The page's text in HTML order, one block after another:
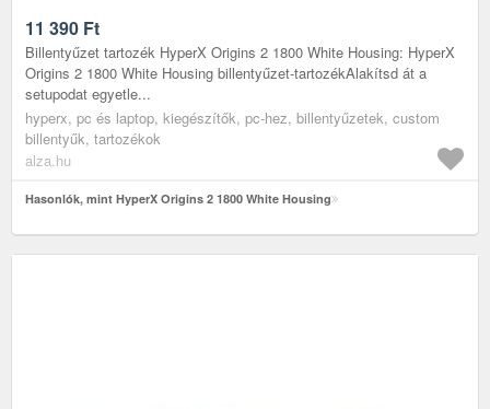
11 390 Ft
Billentyűzet tartozék HyperX Origins 2 1800 White Housing: HyperX
Origins 2 1800 White Housing billentyűzet-tartozékAlakítsd át a
setupodat egyetle...
hyperx, pc és laptop, kiegészítők, pc-hez, billentyűzetek, custom
billentyűk, tartozékok
alza.hu
Hasonlók, mint HyperX Origins 2 1800 White Housing